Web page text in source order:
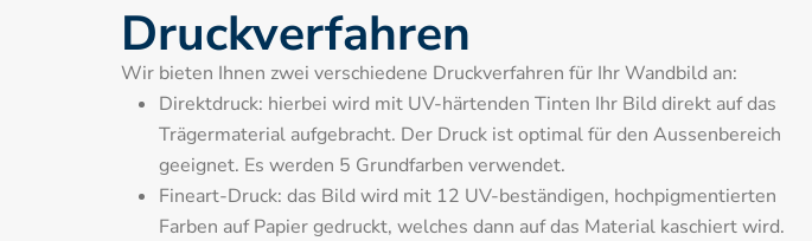
Druckverfahren
Wir bieten Ihnen zwei verschiedene Druckverfahren für Ihr Wandbild an:
Direktdruck: hierbei wird mit UV-härtenden Tinten Ihr Bild direkt auf das
Trägermaterial aufgebracht. Der Druck ist optimal für den Aussenbereich
geeignet. Es werden 5 Grundfarben verwendet.
Fineart-Druck: das Bild wird mit 12 UV-beständigen, hochpigmentierten
Farben auf Papier gedruckt, welches dann auf das Material kaschiert wird.